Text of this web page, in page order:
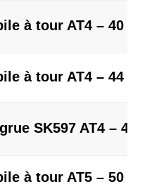
à tour AT4 – 40 m
à tour AT4 – 44 m
SK597 AT4 – 48 m
à tour AT5 – 50 m